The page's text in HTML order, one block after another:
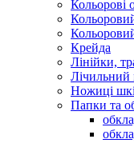
Кольорові
Крейда
Лінійки,
Лічильний
Ножиці
Папки та